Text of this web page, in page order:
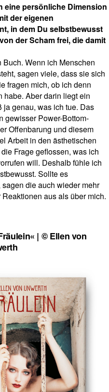
eine persönliche Dimension
der eigenen
in dem Du selbstbewusst
der Scham frei, die damit
Wenn ich Menschen
sagen viele, dass sie sich
fragen mich, ob ich denn
habe. Aber darin liegt ein
genau, was ich tue. Das
gewisser Power-Bottom-
Offenbarung und diesem
Arbeit in den ästhetischen
Frage geflossen, was ich
will. Deshalb fühle ich
Sollte es
die auch wieder mehr
aus als über mich.
| © Ellen von